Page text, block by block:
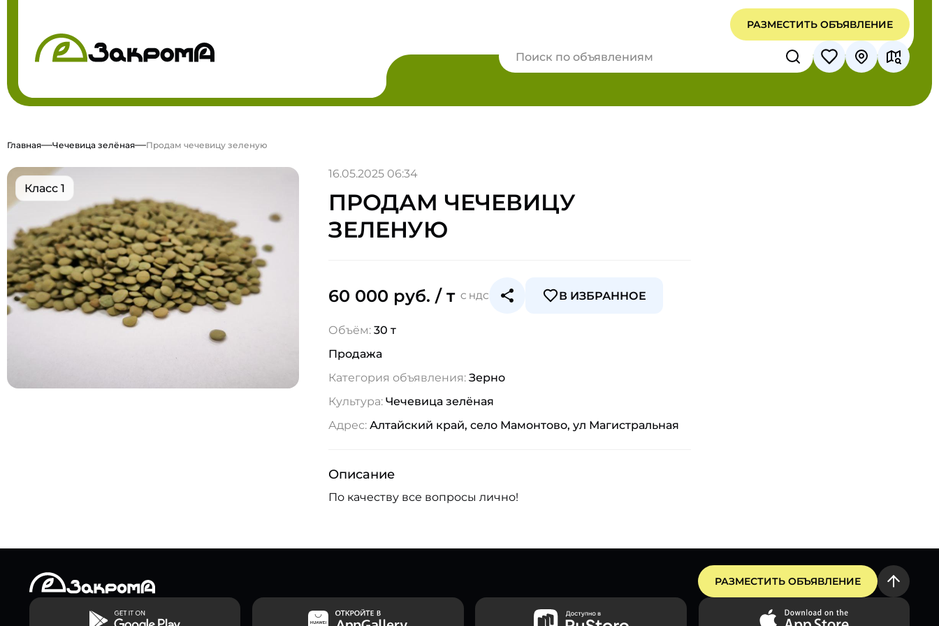
РАЗМЕСТИТЬ ОБЪЯВЛЕНИЕ
Главная Чечевица зелёная Продам чечевицу зеленую
Класс 1
16.05.2025 06:34
ПРОДАМ ЧЕЧЕВИЦУ
ЗЕЛЕНУЮ
60 000 руб. / т С НДС В ИЗБРАННОЕ
Объём: 30 т
Продажа
Категория объявления: Зерно
Культура: Чечевица зелёная
Адрес: Алтайский край, село Мамонтово, ул Магистральная
Описание
По качеству все вопросы лично!
РАЗМЕСТИТЬ ОБЪЯВЛЕНИЕ